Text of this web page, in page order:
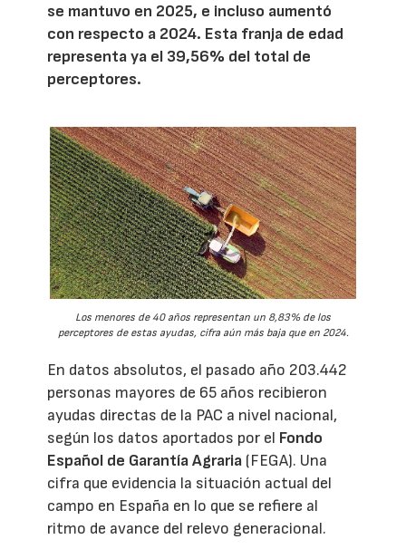
se mantuvo en 2025, e incluso aumentó
con respecto a 2024. Esta franja de edad
representa ya el 39,56% del total de
perceptores.
Los menores de 40 años representan un 8,83% de los
perceptores de estas ayudas, cifra aún más baja que en 2024.
En datos absolutos, el pasado año 203.442
personas mayores de 65 años recibieron
ayudas directas de la PAC a nivel nacional,
según los datos aportados por el Fondo
Español de Garantía Agraria (FEGA). Una
cifra que evidencia la situación actual del
campo en España en lo que se refiere al
ritmo de avance del relevo generacional.